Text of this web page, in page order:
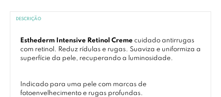
DESCRIÇÃO
Esthederm Intensive Retinol Creme cuidado antirrugas
com retinol. Reduz rídulas e rugas. Suaviza e uniformiza a
superfície da pele, recuperando a luminosidade.
Indicado para uma pele com marcas de
fotoenvelhecimento e rugas profundas.